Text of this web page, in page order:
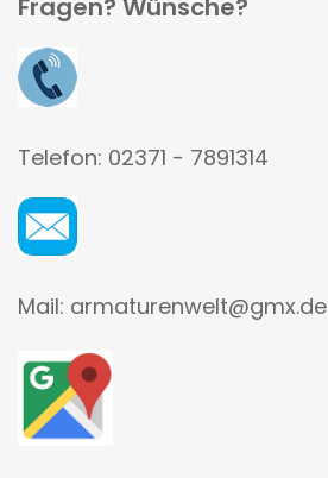
Fragen? Wünsche?
Telefon: 02371 - 7891314
Mail: armaturenwelt@gmx.de